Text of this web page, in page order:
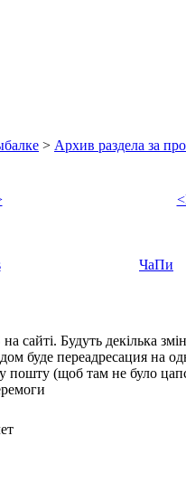
> Архив раздела за
ЧаПи
Будуть декілька
буде переадресация на
(щоб там не було